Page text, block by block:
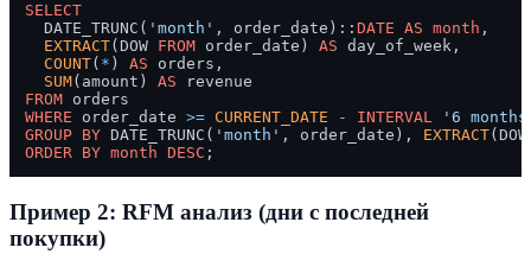
SELECT
  DATE_TRUNC(
'month' , order_date):: DATE AS month ,
EXTRACT(DOW FROM order_date) AS day_of_week,
COUNT( * ) AS orders,
SUM(amount) AS
FROM
WHERE order_date >= CURRENT_DATE - INTERVAL
'6
GROUP BY DATE_TRUNC( 'month' , order_date), EXTRACT
ORDER BY month DESC
Пример 2: RFM анализ (дни с последней
покупки)